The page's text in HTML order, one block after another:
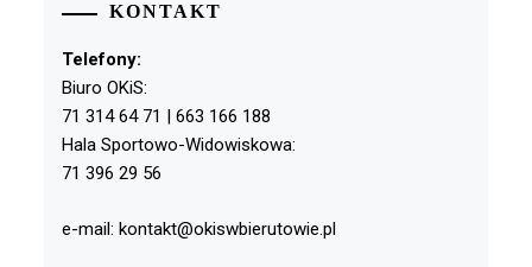
KONTAKT
Telefony:
Biuro OKiS:
71 314 64 71 | 663 166 188
Hala Sportowo-Widowiskowa:
71 396 29 56
e-mail: kontakt@okiswbierutowie.pl